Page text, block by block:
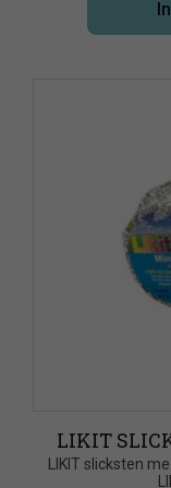
LIKIT
LIKIT slicksten